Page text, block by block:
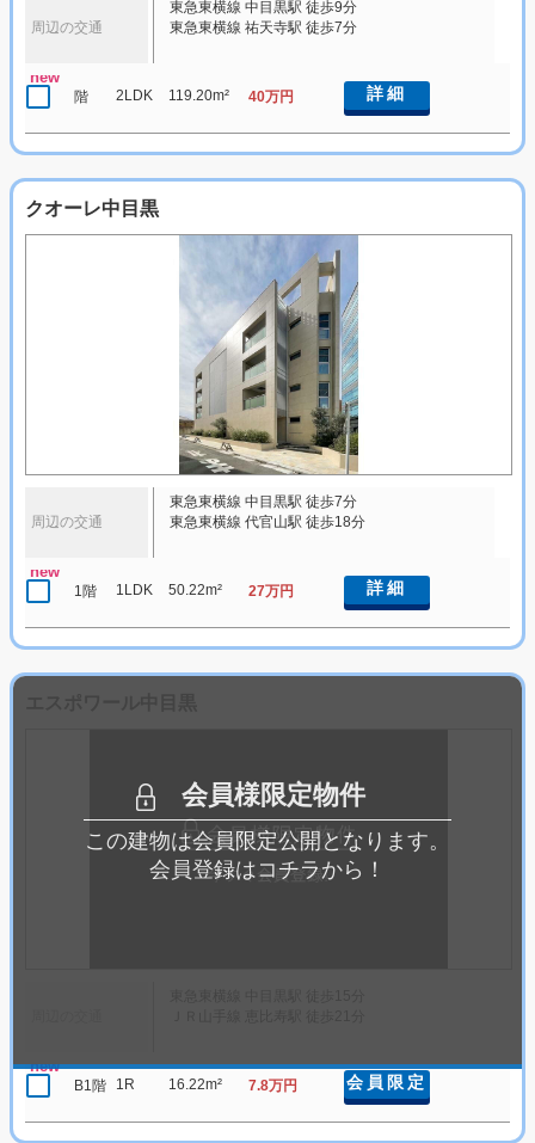
周辺の交通
東急東横線 中目黒駅 徒歩9分
東急東横線 祐天寺駅 徒歩7分
new
階 2LDK 119.20m² 40万円 詳細
クオーレ中目黒
周辺の交通
東急東横線 中目黒駅 徒歩7分
東急東横線 代官山駅 徒歩18分
new
1階 1LDK 50.22m² 27万円 詳細
会員様限定物件
この建物は会員限定公開となります。
会員登録はコチラから！
new
B1階 1R 16.22m² 7.8万円 会員限定